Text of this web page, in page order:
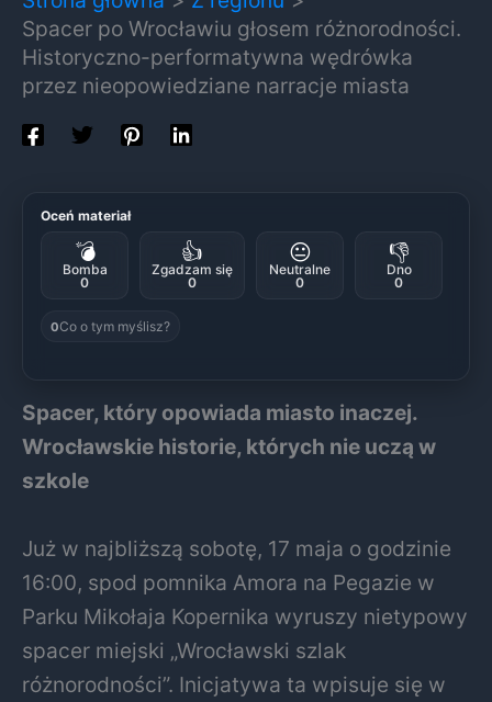
Spacer po Wrocławiu głosem różnorodności.
Historyczno-performatywna wędrówka
przez nieopowiedziane narracje miasta
Oceń materiał
💣
Bomba
0
👍
Zgadzam się
0
😐
Neutralne
0
👎
Dno
0
0Co o tym myślisz?
Spacer, który opowiada miasto inaczej.
Wrocławskie historie, których nie uczą w
szkole
Już w najbliższą sobotę, 17 maja o godzinie
16:00, spod pomnika Amora na Pegazie w
Parku Mikołaja Kopernika wyruszy nietypowy
spacer miejski „Wrocławski szlak
różnorodności”. Inicjatywa ta wpisuje się w